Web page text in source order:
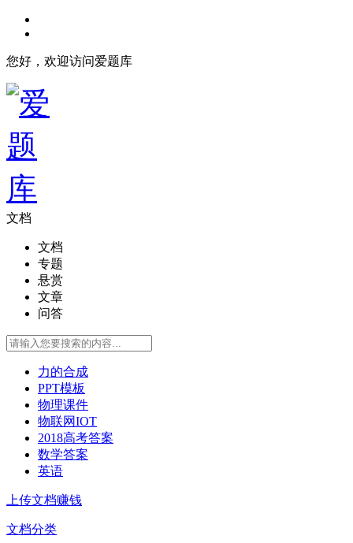
您好，欢迎访问爱题库
文档
文档
专题
悬赏
文章
问答
力的合成
PPT模板
物理课件
物联网IOT
2018高考答案
数学答案
英语
上传文档赚钱
文档分类